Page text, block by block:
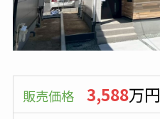
販売価格 3,588万円